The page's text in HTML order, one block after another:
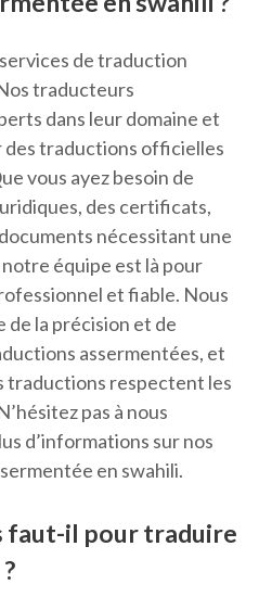
de traduction
traducteurs
dans leur domaine et
traductions officielles
vous ayez besoin de
des certificats,
nécessitant une
équipe est là pour
et fiable. Nous
de la précision et de
assermentées, et
traductions respectent les
pas à nous
d’informations sur nos
en swahili.
faut-il pour traduire